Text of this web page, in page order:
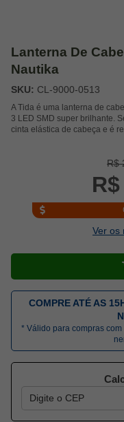
Lanterna De
Nautika
SKU: CL-9000-0513
A Tida é uma lanterna de
3 LED SMD super brilhante.
cinta elástica de cabeça e é
R$
Ver os
COMPRE ATÉ AS
* Válido para compras